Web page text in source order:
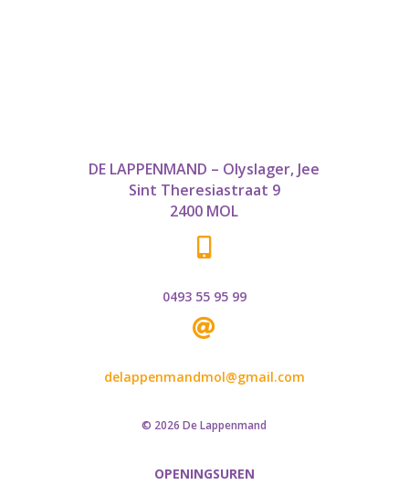
DE LAPPENMAND – Olyslager, Jee
Sint Theresiastraat 9
2400 MOL

0493 55 95 99

delappenmandmol@gmail.com
© 2026 De Lappenmand
OPENINGSUREN